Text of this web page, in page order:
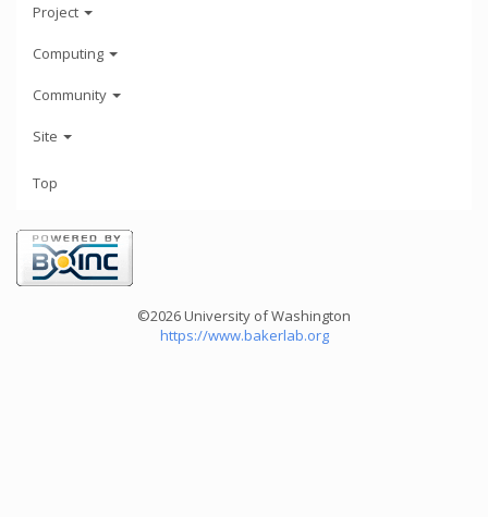
Project
Computing
Community
Site
Top
©2026 University of Washington
https://www.bakerlab.org